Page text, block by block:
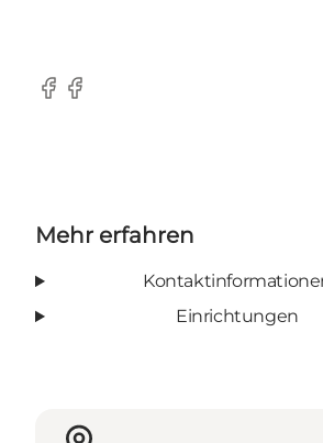
Facebook
Facebook
Mehr erfahren
Einrichtungen